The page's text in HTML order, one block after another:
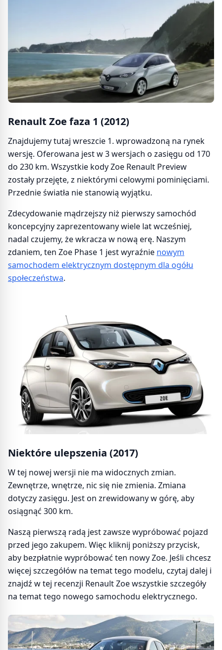
Renault Zoe faza 1 (2012)
Znajdujemy tutaj wreszcie 1. wprowadzoną na rynek
wersję. Oferowana jest w 3 wersjach o zasięgu od 170
do 230 km. Wszystkie kody Zoe Renault Preview
zostały przejęte, z niektórymi celowymi pominięciami.
Przednie światła nie stanowią wyjątku.
Zdecydowanie mądrzejszy niż pierwszy samochód
koncepcyjny zaprezentowany wiele lat wcześniej,
nadal czujemy, że wkracza w nową erę. Naszym
zdaniem, ten Zoe Phase 1 jest wyraźnie nowym
samochodem elektrycznym dostępnym dla ogółu
społeczeństwa.
Niektóre ulepszenia (2017)
W tej nowej wersji nie ma widocznych zmian.
Zewnętrze, wnętrze, nic się nie zmienia. Zmiana
dotyczy zasięgu. Jest on zrewidowany w górę, aby
osiągnąć 300 km.
Naszą pierwszą radą jest zawsze wypróbować pojazd
przed jego zakupem. Więc kliknij poniższy przycisk,
aby bezpłatnie wypróbować ten nowy Zoe. Jeśli chcesz
więcej szczegółów na temat tego modelu, czytaj dalej i
znajdź w tej recenzji Renault Zoe wszystkie szczegóły
na temat tego nowego samochodu elektrycznego.